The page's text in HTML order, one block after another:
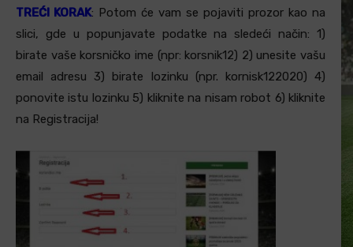
TREĆI KORAK: Potom će vam se pojaviti prozor kao na
slici, gde u popunjavate podatke na sledeći način: 1)
birate vaše korsničko ime (npr: korsnik12) 2) unesite vašu
email adresu 3) birate lozinku (npr. kornisk122020) 4)
ponovite istu lozinku 5) kliknite na nisam robot 6) kliknite
na Registracija!